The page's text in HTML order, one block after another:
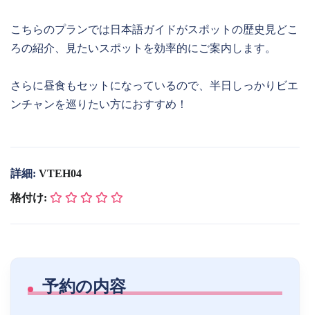
こちらのプランでは日本語ガイドがスポットの歴史見どこ
ろの紹介、見たいスポットを効率的にご案内します。
さらに昼食もセットになっているので、半日しっかりビエ
ンチャンを巡りたい方におすすめ！
詳細: VTEH04
格付け:
予約の内容